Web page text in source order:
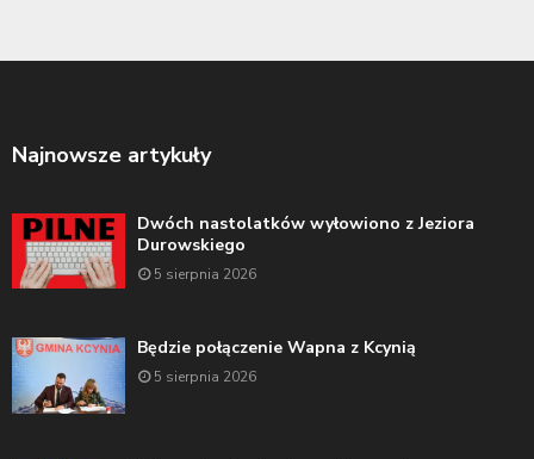
Najnowsze artykuły
Dwóch nastolatków wyłowiono z Jeziora
Durowskiego
5 sierpnia 2026
Będzie połączenie Wapna z Kcynią
5 sierpnia 2026